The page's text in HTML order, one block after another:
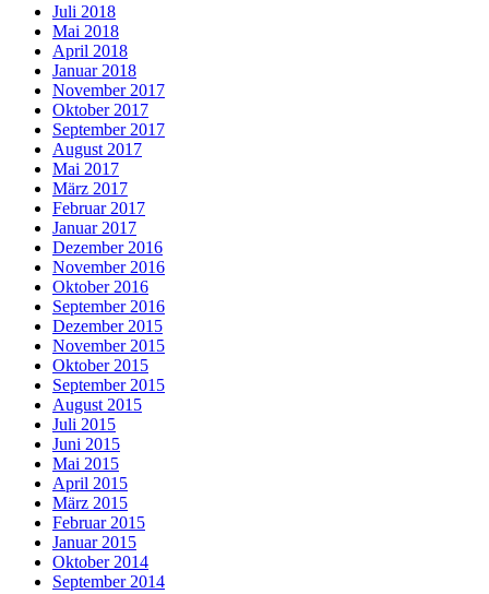
Juli 2018
Mai 2018
April 2018
Januar 2018
November 2017
Oktober 2017
September 2017
August 2017
Mai 2017
März 2017
Februar 2017
Januar 2017
Dezember 2016
November 2016
Oktober 2016
September 2016
Dezember 2015
November 2015
Oktober 2015
September 2015
August 2015
Juli 2015
Juni 2015
Mai 2015
April 2015
März 2015
Februar 2015
Januar 2015
Oktober 2014
September 2014